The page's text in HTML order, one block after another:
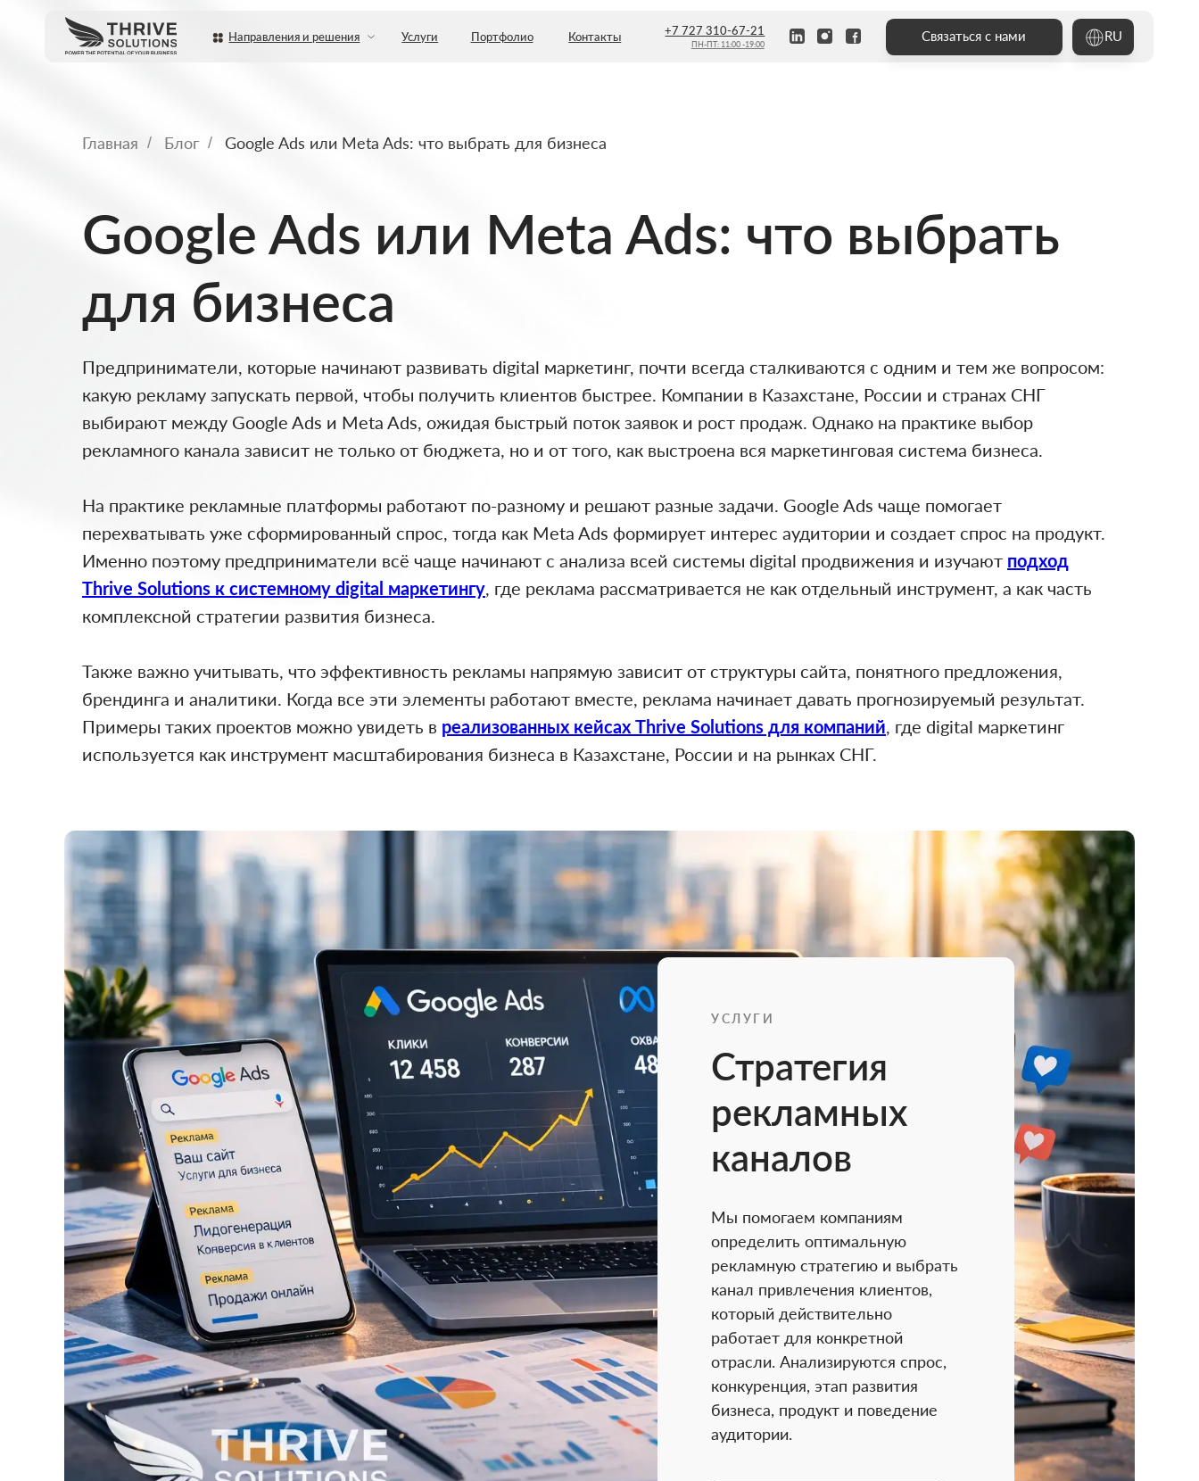
Портфолио
Услуги Контакты +7 727 310-67-21
ПН-ПТ: 11:00 -19:00 Связаться с нами RU
Направления и решения
Главная / Блог / Google Ads или Meta Ads: что выбрать для бизнеса
Google Ads или Meta Ads: что выбрать
для бизнеса
Предприниматели, которые начинают развивать digital маркетинг, почти всегда сталкиваются с одним и тем же вопросом:
какую рекламу запускать первой, чтобы получить клиентов быстрее. Компании в Казахстане, России и странах СНГ
выбирают между Google Ads и Meta Ads, ожидая быстрый поток заявок и рост продаж. Однако на практике выбор
рекламного канала зависит не только от бюджета, но и от того, как выстроена вся маркетинговая система бизнеса.
На практике рекламные платформы работают по-разному и решают разные задачи. Google Ads чаще помогает
перехватывать уже сформированный спрос, тогда как Meta Ads формирует интерес аудитории и создает спрос на продукт.
Именно поэтому предприниматели всё чаще начинают с анализа всей системы digital продвижения и изучают подход
Thrive Solutions к системному digital маркетингу , где реклама рассматривается не как отдельный инструмент, а как часть
комплексной стратегии развития бизнеса.
Также важно учитывать, что эффективность рекламы напрямую зависит от структуры сайта, понятного предложения,
брендинга и аналитики. Когда все эти элементы работают вместе, реклама начинает давать прогнозируемый результат.
Примеры таких проектов можно увидеть в реализованных кейсах Thrive Solutions для компаний , где digital маркетинг
используется как инструмент масштабирования бизнеса в Казахстане, России и на рынках СНГ.
УСЛУГИ
Стратегия
рекламных
каналов
Мы помогаем компаниям
определить оптимальную
рекламную стратегию и выбрать
канал привлечения клиентов,
который действительно
работает для конкретной
отрасли. Анализируются спрос,
конкуренция, этап развития
бизнеса, продукт и поведение
аудитории.